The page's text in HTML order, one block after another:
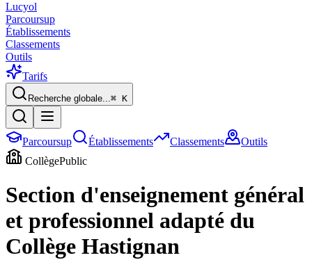
Lucyol
Parcoursup
Établissements
Classements
Outils
Tarifs
Recherche globale...⌘ K
Parcoursup Établissements Classements
Outils
CollègePublic
Section d'enseignement général
et professionnel adapté du
Collège Hastignan